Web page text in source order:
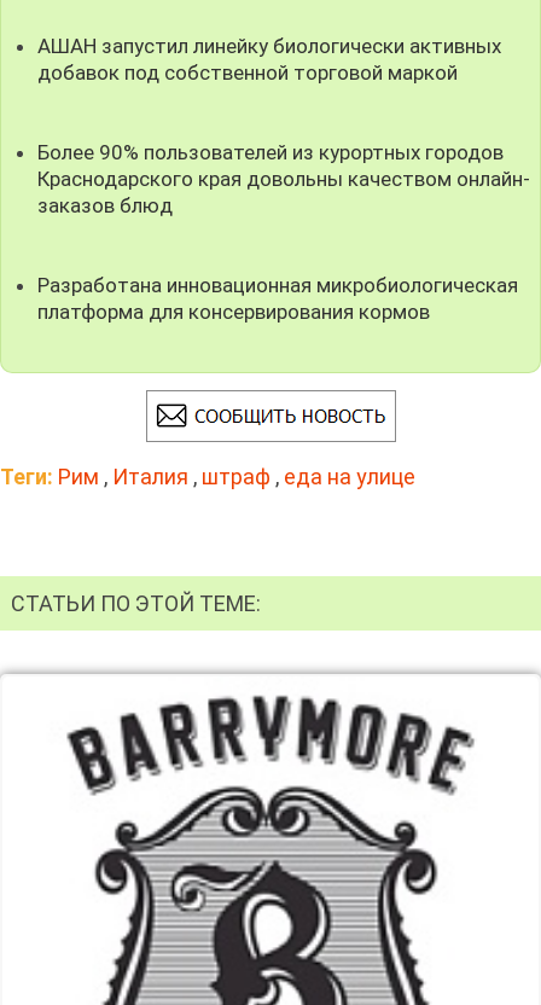
АШАН запустил линейку биологически активных
добавок под собственной торговой маркой
Более 90% пользователей из курортных городов
Краснодарского края довольны качеством онлайн-
заказов блюд
Разработана инновационная микробиологическая
платформа для консервирования кормов
Теги: Рим , Италия , штраф , еда на улице
СТАТЬИ ПО ЭТОЙ ТЕМЕ: